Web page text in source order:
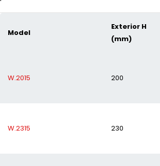
Model
Exterior H
(mm)
W.2015 200
W.2315 230